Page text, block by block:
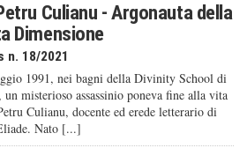
Culianu - Argonauta della
Dimensione
n. 18/2021
1991, nei bagni della Divinity School di
un misterioso assassinio poneva fine alla vita
Culianu, docente ed erede letterario di
Nato [...]